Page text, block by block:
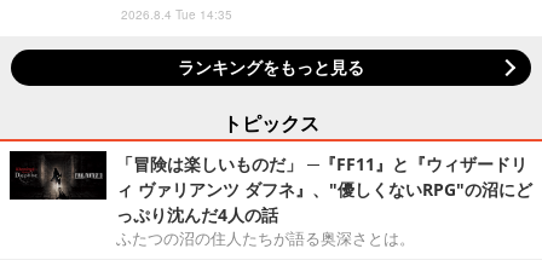
2026.8.4 Tue 14:35
ランキングをもっと見る
トピックス
「冒険は楽しいものだ」 ─『FF11』と『ウィザードリ
ィ ヴァリアンツ ダフネ』、"優しくないRPG"の沼にど
っぷり沈んだ4人の話
ふたつの沼の住人たちが語る奥深さとは。